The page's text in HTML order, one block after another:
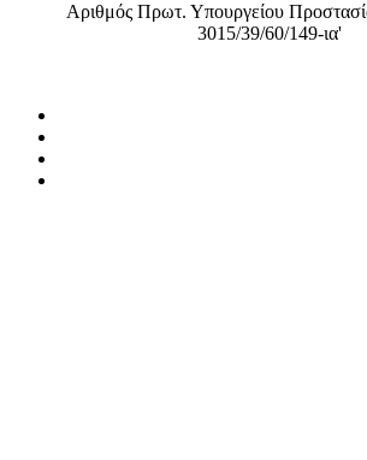
Αριθμός Πρωτ. Υπουργείου
3015/39/60/149-ια'